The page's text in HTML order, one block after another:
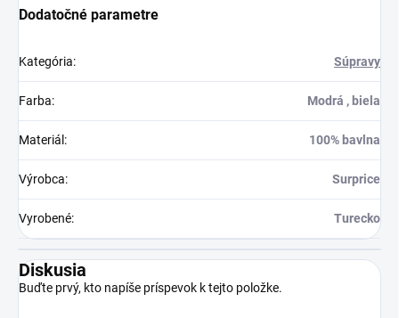
Dodatočné parametre
Kategória: Súpravy
Farba: Modrá , biela
Materiál : 100% bavlna
Výrobca: Surprice
Vyrobené: Turecko
Diskusia
Buďte prvý, kto napíše príspevok k tejto položke.